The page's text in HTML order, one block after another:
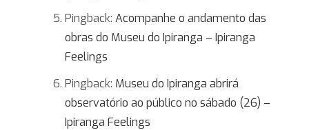
Pingback: Acompanhe o andamento das
obras do Museu do Ipiranga – Ipiranga
Feelings
Pingback: Museu do Ipiranga abrirá
observatório ao público no sábado (26) –
Ipiranga Feelings